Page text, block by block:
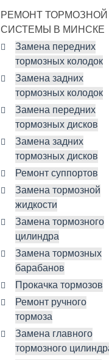
РЕМОНТ ТОРМОЗНОЙ
СИСТЕМЫ В МИНСКЕ
Замена передних
тормозных колодок
Замена задних
тормозных колодок
Замена передних
тормозных дисков
Замена задних
тормозных дисков
Ремонт суппортов
Замена тормозной
жидкости
Замена тормозного
цилиндра
Замена тормозных
барабанов
Прокачка тормозов
Ремонт ручного
тормоза
Замена главного
тормозного